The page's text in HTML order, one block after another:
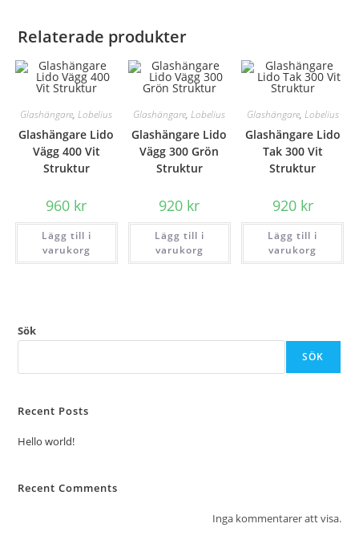
Relaterade produkter
Glashängare,Lobelius
Glashängare Lido
Vägg 400 Vit
Struktur
960 kr
Lägg till i
varukorg
Glashängare,Lobelius
Glashängare Lido
Vägg 300 Grön
Struktur
920 kr
Lägg till i
varukorg
Glashängare, Lobelius
Glashängare Lido
Tak 300 Vit
Struktur
920 kr
Lägg till i
varukorg
Sök
SÖK
Recent Posts
Hello world!
Recent Comments
Inga kommentarer att visa.